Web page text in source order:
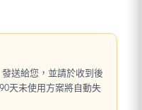
送給您，並請於收到後
天未使用方案將自動失